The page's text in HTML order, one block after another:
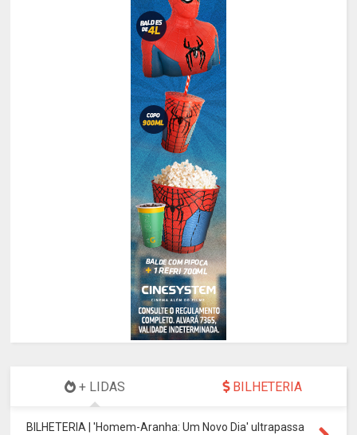
+ LIDAS BILHETERIA
BILHETERIA | 'Homem-Aranha: Um Novo Dia' ultrapassa